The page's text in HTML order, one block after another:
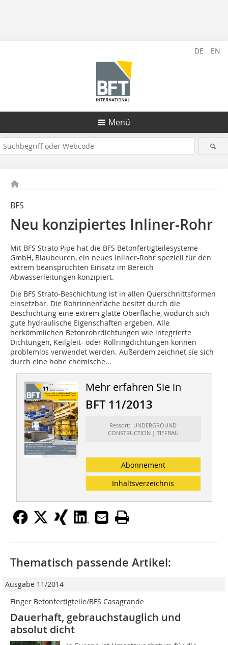
DE EN
Menü
BFS
Neu konzipiertes Inliner-Rohr
Mit BFS Strato Pipe hat die BFS Betonfertigteilesysteme
GmbH, Blaubeuren, ein neues Inliner-Rohr speziell für den
extrem beanspruchten Einsatz im Bereich
Abwasserleitungen konzipiert.
Die BFS Strato-Beschichtung ist in allen Querschnittsformen
einsetzbar. Die Rohrinnenfläche besitzt durch die
Beschichtung eine extrem glatte Oberfläche, wodurch sich
gute hydraulische Eigenschaften ergeben. Alle
herkömmlichen Betonrohrdichtungen wie integrierte
Dichtungen, Keilgleit- oder Rollringdichtungen können
problemlos verwendet werden. Außerdem zeichnet sie sich
durch eine hohe chemische...
Mehr erfahren Sie in
BFT 11/2013
Ressort: UNDERGROUND
CONSTRUCTION | TIEFBAU
Abonnement
Inhaltsverzeichnis
Thematisch passende Artikel:
Ausgabe 11/2014
Finger Betonfertigteile/BFS Casagrande
Dauerhaft, gebrauchstauglich und
absolut dicht